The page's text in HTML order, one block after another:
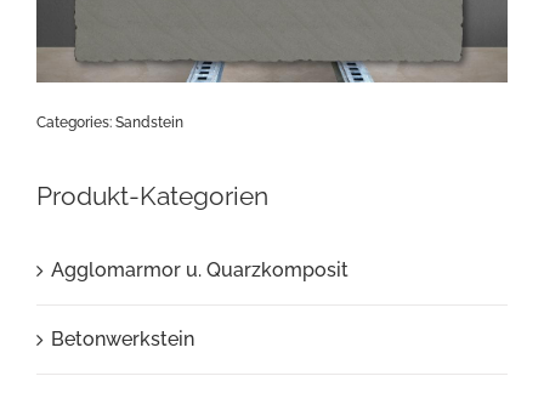
Categories: Sandstein
Produkt-Kategorien
Agglomarmor u. Quarzkomposit
Betonwerkstein